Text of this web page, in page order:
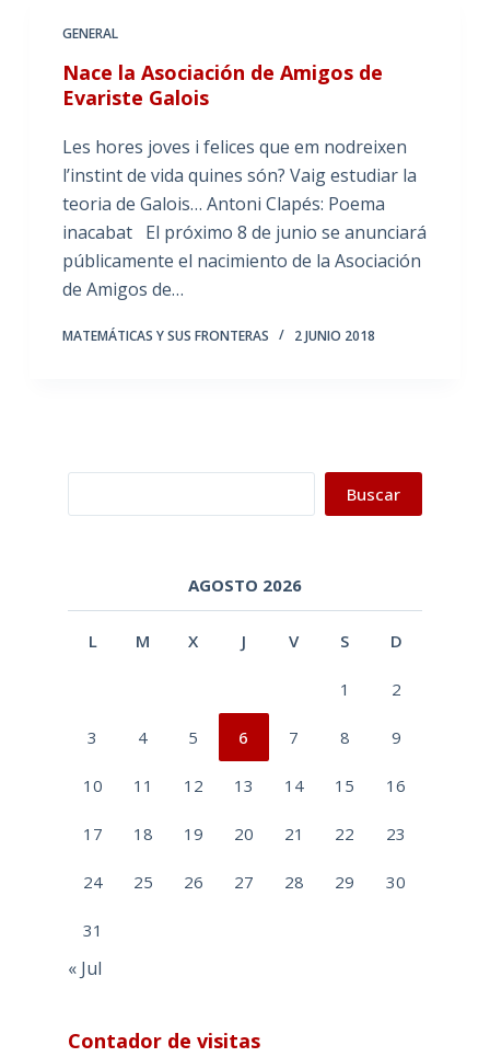
GENERAL
Nace la Asociación de Amigos de
Evariste Galois
Les hores joves i felices que em nodreixen
l’instint de vida quines són? Vaig estudiar la
teoria de Galois… Antoni Clapés: Poema
inacabat El próximo 8 de junio se anunciará
públicamente el nacimiento de la Asociación
de Amigos de…
MATEMÁTICAS Y SUS FRONTERAS 2 JUNIO 2018
Buscar
AGOSTO 2026
L M X J V S D
1 2
3 4 5 6 7 8 9
10 11 12 13 14 15 16
17 18 19 20 21 22 23
24 25 26 27 28 29 30
31
« Jul
Contador de visitas